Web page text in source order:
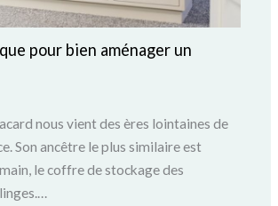
pour bien aménager un
nous vient des ères lointaines de
Son ancêtre le plus similaire est
le coffre de stockage des